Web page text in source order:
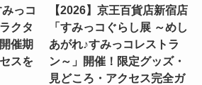
っコ
クタ
催期
スを
【2026】京王百貨店新宿店
「すみっコぐらし展 ～めし
あがれ♪すみっコレストラ
ン～」開催！限定グッズ・
見どころ・アクセス完全ガ